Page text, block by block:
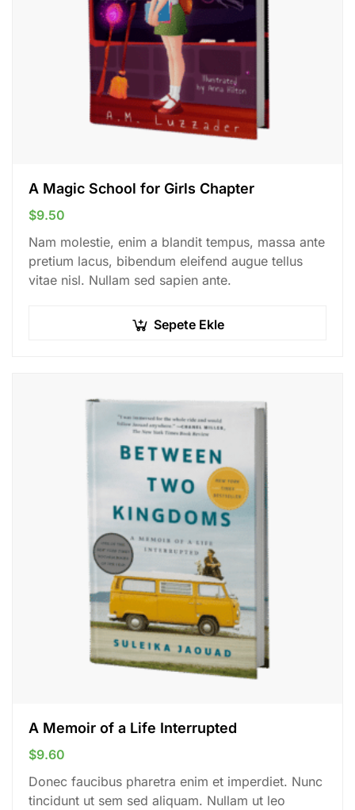
A Magic School for Girls Chapter
$9.50
Nam molestie, enim a blandit tempus, massa ante
pretium lacus, bibendum eleifend augue tellus
vitae nisl. Nullam sed sapien ante.
Sepete Ekle
A Memoir of a Life Interrupted
$9.60
Donec faucibus pharetra enim et imperdiet. Nunc
tincidunt ut sem sed aliquam. Nullam ut leo